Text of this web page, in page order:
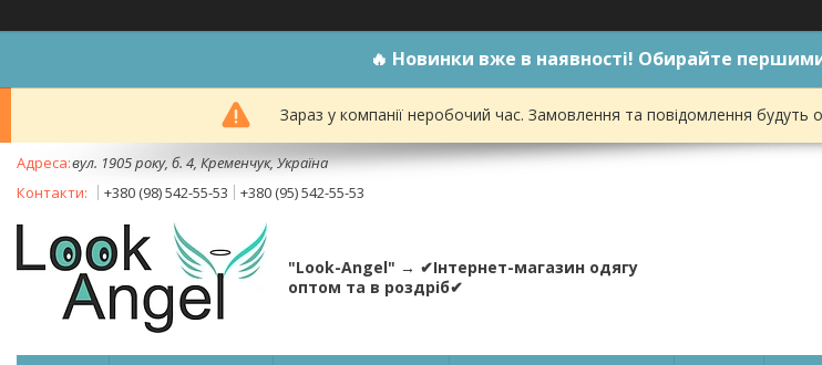
🔥 Новинки вже в наявності! Обирайте
Зараз у компанії неробочий час. Замовлення та повідомлення
вул. 1905 року, б. 4, Кременчук, Україна
+380 (98) 542-55-53
+380 (95) 542-55-53
"Look-Angel" → ✔Інтернет-магазин одягу
оптом та в роздріб✔